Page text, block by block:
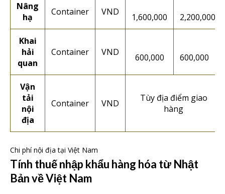
Nâng
hạ
Container VND 1,600,000 2,200,000
Khai
hải
quan
Container VND 600,000 600,000
Vận
tải
nội
địa
Container VND
Tùy địa điểm giao
hàng
Chi phí nội địa tại Việt Nam
Tính thuế nhập khẩu hàng hóa từ Nhật
Bản về Việt Nam